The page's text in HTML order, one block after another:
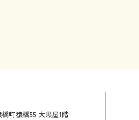
町猿橋55 大黒屋1階